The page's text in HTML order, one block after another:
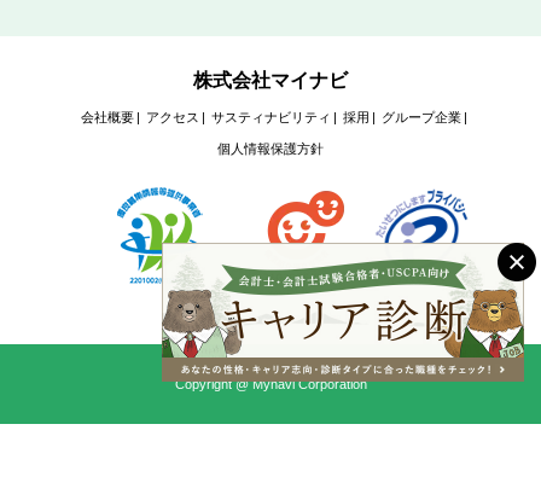
株式会社マイナビ
会社概要 アクセス サスティナビリティ 採用 グループ企業
個人情報保護方針
Copyright @ Mynavi Corporation